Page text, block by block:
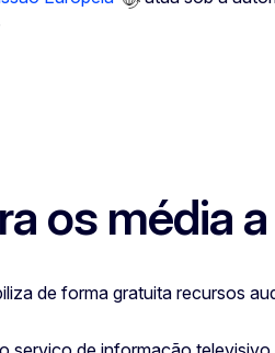
os média
de forma gratuita recursos